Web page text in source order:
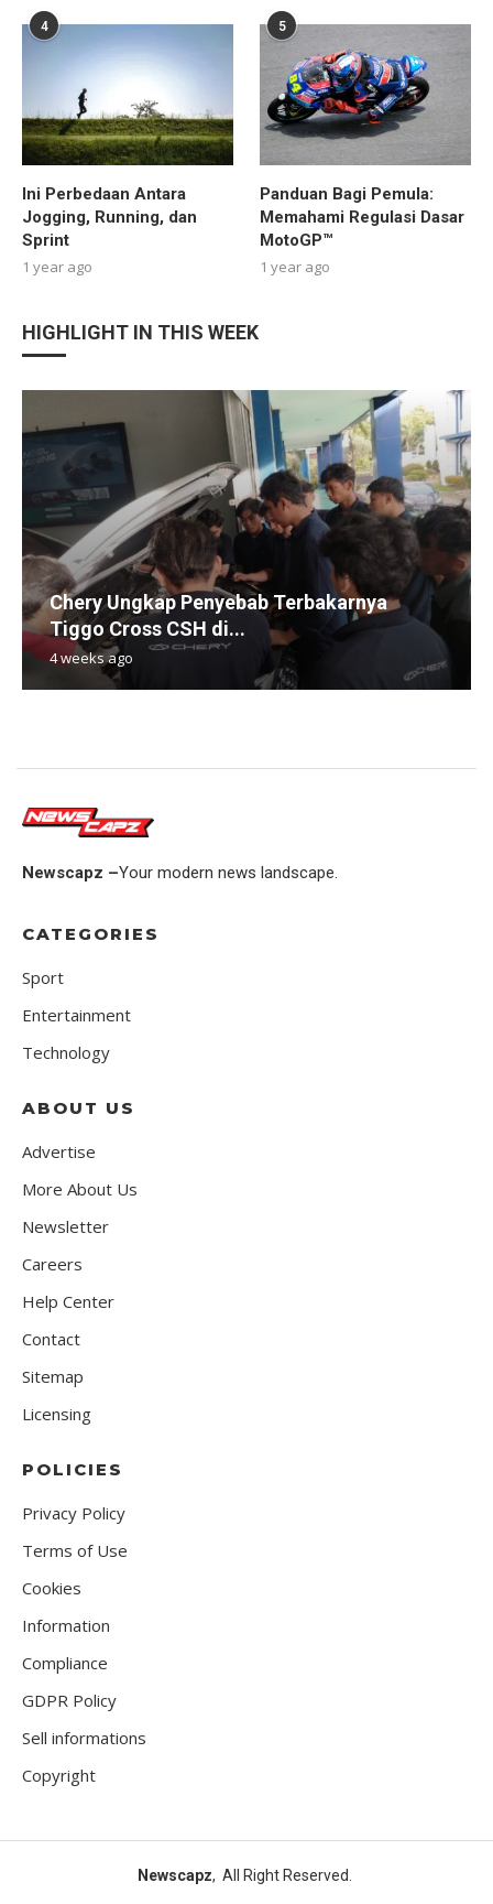
4
Ini Perbedaan Antara
Jogging, Running, dan
Sprint
1 year ago
5
Panduan Bagi Pemula:
Memahami Regulasi Dasar
MotoGP™
1 year ago
HIGHLIGHT IN THIS WEEK
Chery Ungkap Penyebab Terbakarnya
Tiggo Cross CSH di...
4 weeks ago
Newscapz –Your modern news landscape.
CATEGORIES
Sport
Entertainment
Technology
ABOUT US
Advertise
More About Us
Newsletter
Careers
Help Center
Contact
Sitemap
Licensing
POLICIES
Privacy Policy
Terms of Use
Cookies
Information
Compliance
GDPR Policy
Sell informations
Copyright
Newscapz, All Right Reserved.